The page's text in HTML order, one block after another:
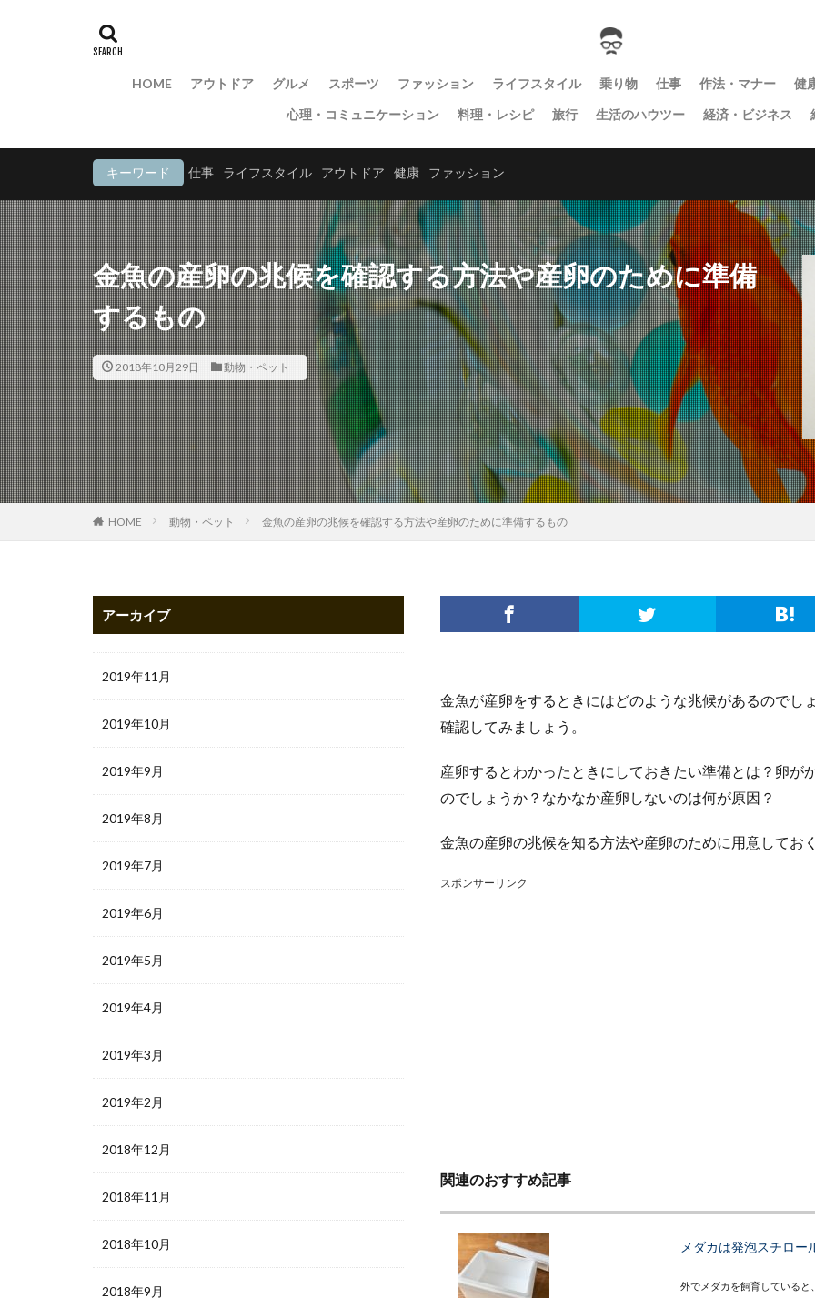
HOME アウトドア グルメ スポーツ ファッション ライフスタイル 乗り物 仕事 作法・マナー 健
心理・コミュニケーション
料理・レシピ 旅行 生活のハウツー 経済・ビジネス
キーワード 仕事 ライフスタイル アウトドア 健康 ファッション
金魚の産卵の兆候を確認する方法や産卵のために準備
するもの
2018年10月29日 動物・ペット
HOME 動物・ペット 金魚の産卵の兆候を確認する方法や産卵のために準備するもの
金魚が産卵をするときにはどのような兆候があるのでし
確認してみましょう。
産卵するとわかったときにしておきたい準備とは？卵が
のでしょうか？なかなか産卵しないのは何が原因？
金魚の産卵の兆候を知る方法や産卵のために用意してお
スポンサーリンク
関連のおすすめ記事
メダカは発泡スチロ
外でメダカを飼育していると
アーカイブ
2019年11月
2019年10月
2019年9月
2019年8月
2019年7月
2019年6月
2019年5月
2019年4月
2019年3月
2019年2月
2018年12月
2018年11月
2018年10月
2018年9月